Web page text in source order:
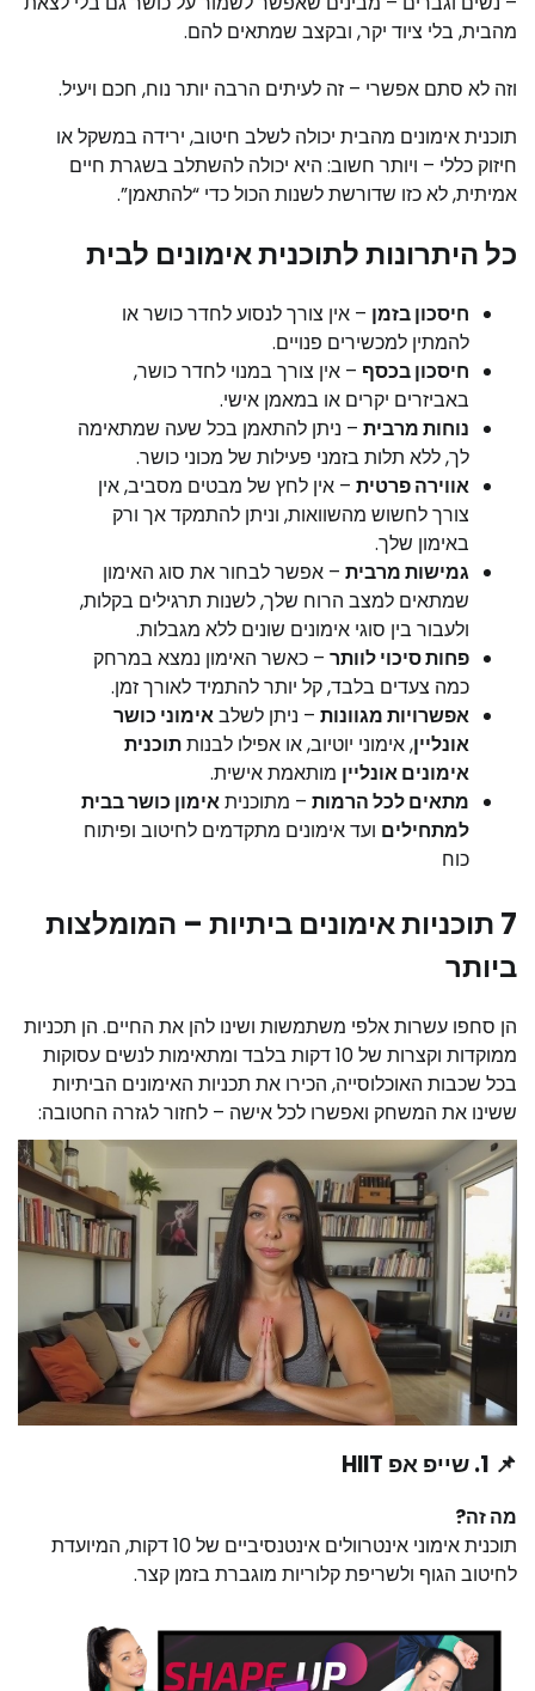
מהבית, בלי ציוד יקר, ובקצב שמתאים להם.
וזה לא סתם אפשרי – זה לעיתים הרבה יותר נוח, חכם ויעיל.
תוכנית אימונים מהבית יכולה לשלב חיטוב, ירידה במשקל או
חיזוק כללי – ויותר חשוב: היא יכולה להשתלב בשגרת חיים
אמיתית, לא כזו שדורשת לשנות הכול כדי “להתאמן”.
כל היתרונות לתוכנית אימונים לבית
חיסכון בזמן – אין צורך לנסוע לחדר כושר או
להמתין למכשירים פנויים.
חיסכון בכסף – אין צורך במנוי לחדר כושר,
באביזרים יקרים או במאמן אישי.
נוחות מרבית – ניתן להתאמן בכל שעה שמתאימה
לך, ללא תלות בזמני פעילות של מכוני כושר.
אווירה פרטית – אין לחץ של מבטים מסביב, אין
צורך לחשוש מהשוואות, וניתן להתמקד אך ורק
באימון שלך.
גמישות מרבית – אפשר לבחור את סוג האימון
שמתאים למצב הרוח שלך, לשנות תרגילים בקלות,
ולעבור בין סוגי אימונים שונים ללא מגבלות.
פחות סיכוי לוותר – כאשר האימון נמצא במרחק
כמה צעדים בלבד, קל יותר להתמיד לאורך זמן.
אפשרויות מגוונות – ניתן לשלבאימוני כושר
אונליין, אימוני יוטיוב, או אפילו לבנותתוכנית
אימונים אונליין מותאמת אישית.
מתאים לכל הרמות – מתוכניתאימון כושר בבית
למתחילים ועד אימונים מתקדמים לחיטוב ופיתוח
כוח
7 תוכניות אימונים ביתיות – המומלצות
ביותר
הן סחפו עשרות אלפי משתמשות ושינו להן את החיים. הן תכניות
ממוקדות וקצרות של 10 דקות בלבד ומתאימות לנשים עסוקות
בכל שכבות האוכלוסייה, הכירו את תכניות האימונים הביתיות
ששינו את המשחק ואפשרו לכל אישה – לחזור לגזרה החטובה:
📌 1. שייפ אפ HIIT
מה זה?
תוכנית אימוני אינטרוולים אינטנסיביים של 10 דקות, המיועדת
לחיטוב הגוף ולשריפת קלוריות מוגברת בזמן קצר.